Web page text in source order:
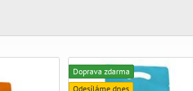
Doprava zdarma
Odesíláme dnes